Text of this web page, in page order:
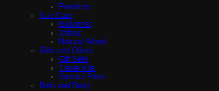
Powders
Hair Care
Βούρτσες
Χτένες
Natural Wood
Gifts and Offers
Gift Sets
Travel Kits
Special Price
Bath and Body